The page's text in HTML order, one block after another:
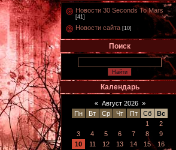
Новости 30 Seconds To Mars
[41]
Новости сайта [10]
Поиск
Календарь
« Август 2026 »
Пн
Вт Ср Чт Пт Сб
Вс
1
2
3
4 5 6 7 8
9
10
11 12 13 14 15
16